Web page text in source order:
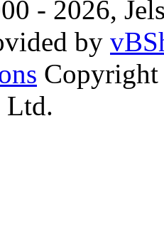
- 2026,
by
Ltd.